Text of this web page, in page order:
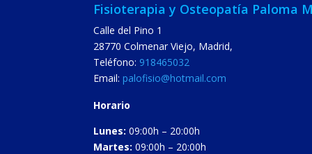
Fisioterapia y Osteopatía Paloma
Calle del Pino 1
28770 Colmenar Viejo, Madrid,
Teléfono: 918465032
Email: palofisio@hotmail.com
Horario
Lunes: 09:00h – 20:00h
Martes:09:00h – 20:00h